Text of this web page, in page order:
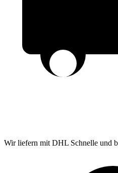
Wir liefern mit DHL Schnelle und